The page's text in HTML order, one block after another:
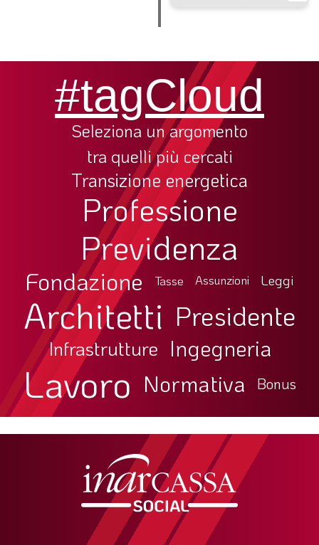
#tagCloud
Seleziona un argomento
tra quelli più cercati
Transizione energetica
Professione
Previdenza
Fondazione Tasse Assunzioni Leggi
Architetti Presidente
Infrastrutture Ingegneria
Lavoro Normativa Bonus